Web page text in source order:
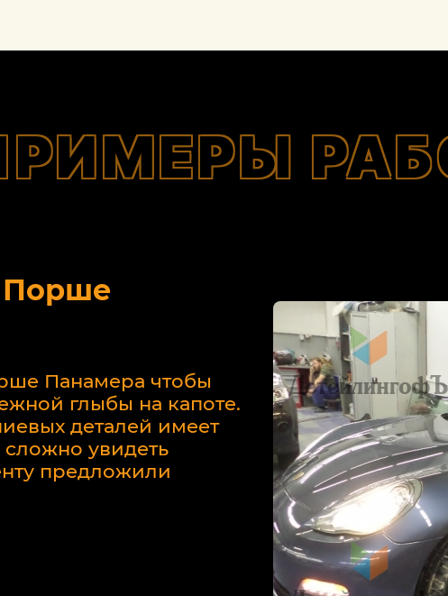
Порше
Панамера чтобы
глыбы на капоте.
деталей имеет
увидеть
предложили